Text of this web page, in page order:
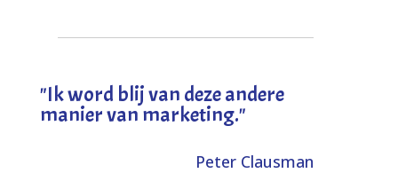
"Ik word blij van deze andere
manier van marketing."
Peter Clausman